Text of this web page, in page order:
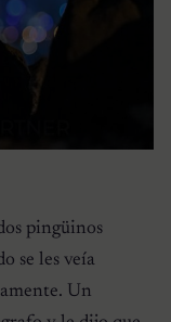
pingüinos
se les veía
Un